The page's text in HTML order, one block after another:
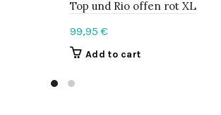
Top und Rio offen rot XL
99,95 €
Add to cart